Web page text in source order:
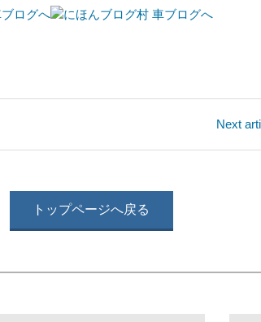
Next
トップページへ戻る